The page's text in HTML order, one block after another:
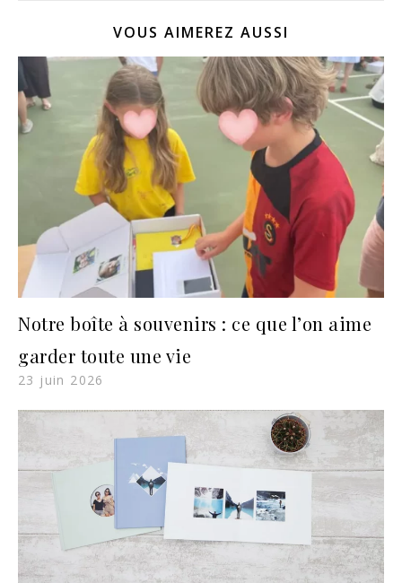
VOUS AIMEREZ AUSSI
Notre boîte à souvenirs : ce que l’on aime
garder toute une vie
23 juin 2026